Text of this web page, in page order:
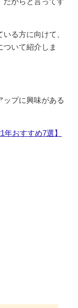
る方に向けて、
ついて紹介しま
ップに興味がある
おすすめ7選】